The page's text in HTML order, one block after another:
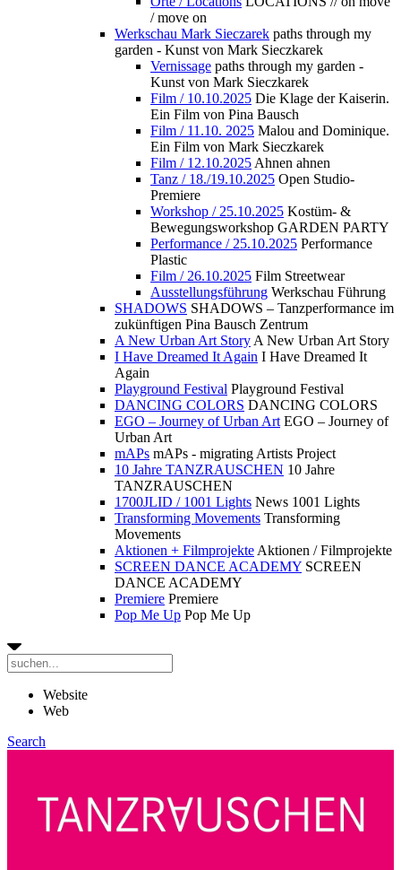
/ move on
Werkschau Mark Sieczarek paths through my
garden - Kunst von Mark Sieczkarek
Vernissage paths through my garden -
Kunst von Mark Sieczkarek
Film / 10.10.2025 Die Klage der Kaiserin.
Ein Film von Pina Bausch
Film / 11.10. 2025 Malou and Dominique.
Ein Film von Mark Sieczkarek
Film / 12.10.2025 Ahnen ahnen
Tanz / 18./19.10.2025 Open Studio-
Premiere
Workshop / 25.10.2025 Kostüm- &
Bewegungsworkshop GARDEN PARTY
Performance / 25.10.2025 Performance
Plastic
Film / 26.10.2025 Film Streetwear
Ausstellungsführung Werkschau Führung
SHADOWS SHADOWS – Tanzperformance im
zukünftigen Pina Bausch Zentrum
A New Urban Art Story A New Urban Art Story
I Have Dreamed It Again I Have Dreamed It
Again
Playground Festival Playground Festival
DANCING COLORS DANCING COLORS
EGO – Journey of Urban Art EGO – Journey of
Urban Art
mAPs mAPs - migrating Artists Project
10 Jahre TANZRAUSCHEN 10 Jahre
TANZRAUSCHEN
1700JLID / 1001 Lights News 1001 Lights
Transforming Movements Transforming
Movements
Aktionen + Filmprojekte Aktionen / Filmprojekte
SCREEN DANCE ACADEMY SCREEN
DANCE ACADEMY
Premiere Premiere
Pop Me Up Pop Me Up
Website
Web
Search